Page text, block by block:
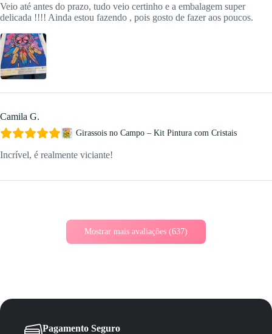
Veio até antes do prazo, tudo veio certinho e a embalagem super
delicada !!!! Ainda estou fazendo , pois gosto de fazer aos poucos.
Camila G.
Girassois no Campo – Kit Pintura com Cristais
Incrível, é realmente viciante!
Mostrar mais avaliações (637)
Pagamento Seguro